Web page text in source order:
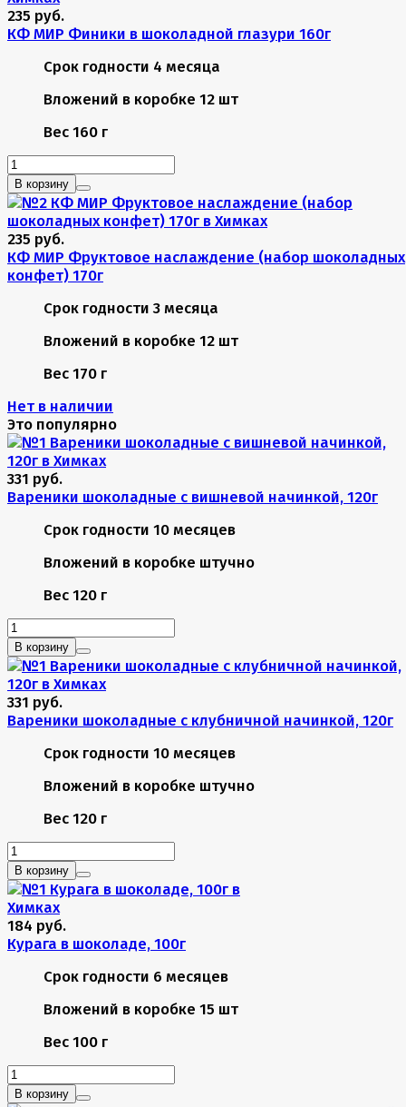
235 руб.
КФ МИР Финики в шоколадной глазури 160г
Срок годности 4 месяца
Вложений в коробке 12 шт
Вес 160 г
В корзину
235 руб.
КФ МИР Фруктовое наслаждение (набор шоколадных
конфет) 170г
Срок годности 3 месяца
Вложений в коробке 12 шт
Вес 170 г
Нет в наличии
Это популярно
331 руб.
Вареники шоколадные с вишневой начинкой, 120г
Срок годности 10 месяцев
Вложений в коробке штучно
Вес 120 г
В корзину
331 руб.
Вареники шоколадные с клубничной начинкой, 120г
Срок годности 10 месяцев
Вложений в коробке штучно
Вес 120 г
В корзину
184 руб.
Курага в шоколаде, 100г
Срок годности 6 месяцев
Вложений в коробке 15 шт
Вес 100 г
В корзину